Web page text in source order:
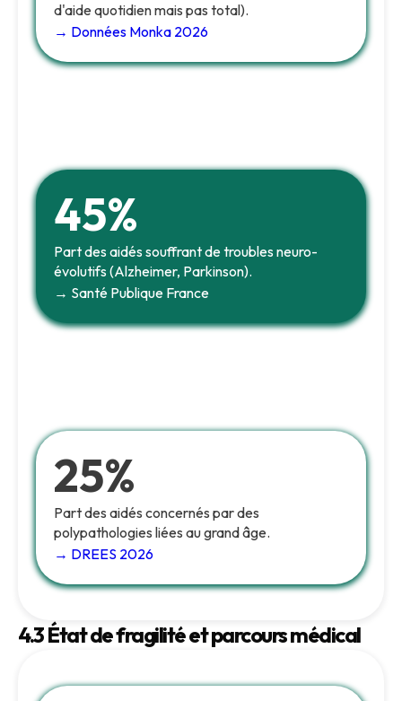
d'aide quotidien mais pas total).
→ Données Monka 2026
45%
Part des aidés souffrant de troubles neuro-
évolutifs (Alzheimer, Parkinson).
→ Santé Publique France
25%
Part des aidés concernés par des
polypathologies liées au grand âge.
→ DREES 2026
4.3 État de fragilité et parcours médical